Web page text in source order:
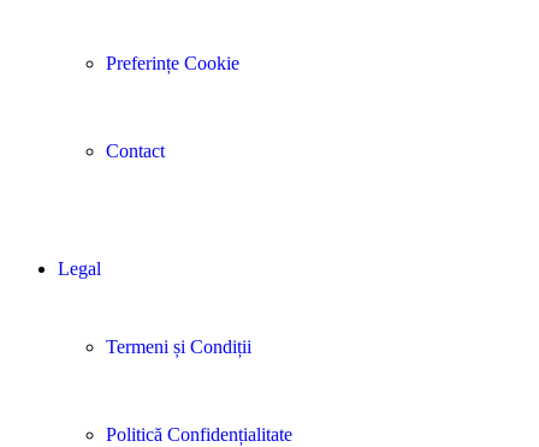
Preferințe Cookie
Contact
Legal
Termeni și Condiții
Politică Confidențialitate